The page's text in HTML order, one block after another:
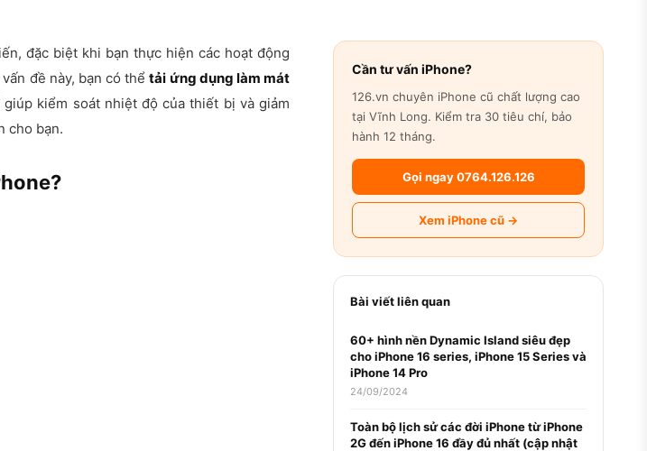
đặc biệt khi bạn thực hiện các hoạt động
đề này, bạn có thể tải ứng dụng làm mát
kiểm soát nhiệt độ của thiết bị và giảm
cho bạn.
Cần tư vấn iPhone?
126.vn chuyên iPhone cũ chất lượng cao
tại Vĩnh Long. Kiểm tra 30 tiêu chí, bảo
hành 12 tháng.
Gọi ngay 0764.126.126
Xem iPhone cũ →
Bài viết liên quan
60+ hình nền Dynamic Island siêu đẹp
cho iPhone 16 series, iPhone 15 Series và
iPhone 14 Pro
24/09/2024
Toàn bộ lịch sử các đời iPhone từ iPhone
2G đến iPhone 16 đầy đủ nhất (cập nhật